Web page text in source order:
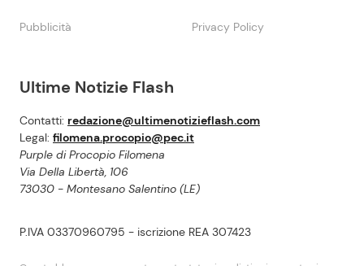
Ultime Notizie Flash
Contatti: redazione@ultimenotizieflash.com
Legal: filomena.procopio@pec.it
Purple di Procopio Filomena
Via Della Libertà, 106
73030 - Montesano Salentino (LE)
P.IVA 03370960795 - iscrizione REA 307423
Pubblicità Privacy Policy